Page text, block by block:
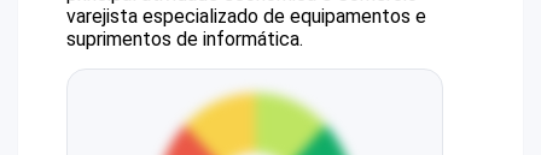
varejista especializado de equipamentos e
suprimentos de informática.